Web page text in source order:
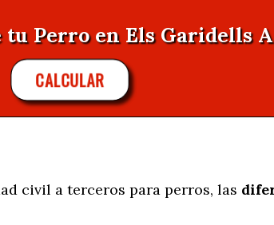
tu Perro en Els Garidells
CALCULAR
civil a terceros para perros, las